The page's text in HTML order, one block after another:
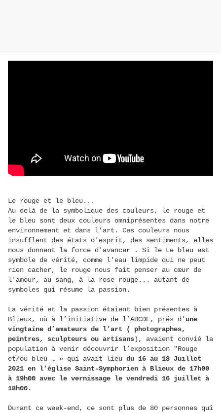
Le rouge et le bleu...
Au delà de la symbolique des couleurs, le rouge et
le bleu sont deux couleurs omniprésentes dans notre
environnement et dans l’art. Ces couleurs nous
insufflent des états d'esprit, des sentiments, elles
nous donnent la force d'avancer . Si le Le bleu est
symbole de vérité, comme l'eau limpide qui ne peut
rien cacher, le rouge nous fait penser au cœur de
l'amour, au sang, à la rose rouge... autant de
symboles qui résume la passion.
La vérité et la passion étaient bien présentes à
Blieux, où à l’initiative de l’ABCDE, prés d’une
vingtaine d’amateurs de l’art ( photographes,
peintres, sculpteurs ou artisans), avaient convié la
population à venir découvrir l’exposition "Rouge
et/ou bleu … » qui avait lieu du 16 au 18 Juillet
2021 en l’église Saint-Symphorien à Blieux de 17h00
à 19h00 avec le vernissage le vendredi 16 juillet à
18h00.
Durant ce week-end, ce sont plus de 80 personnes qui